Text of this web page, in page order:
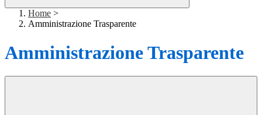
Home >
Amministrazione Trasparente
Amministrazione Trasparente